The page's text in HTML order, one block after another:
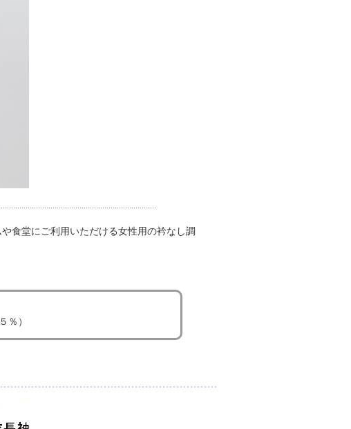
食堂にご利用いただける女性用の衿なし調
％）